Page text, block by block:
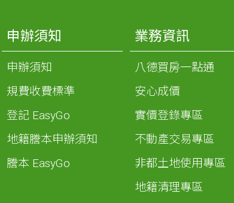
申辦須知
申辦須知
規費收費標準
登記 EasyGo
地籍謄本申辦須知
謄本 EasyGo
業務資訊
八德買房一點通
安心成價
實價登錄專區
不動產交易專區
非都土地使用專區
地籍清理專區